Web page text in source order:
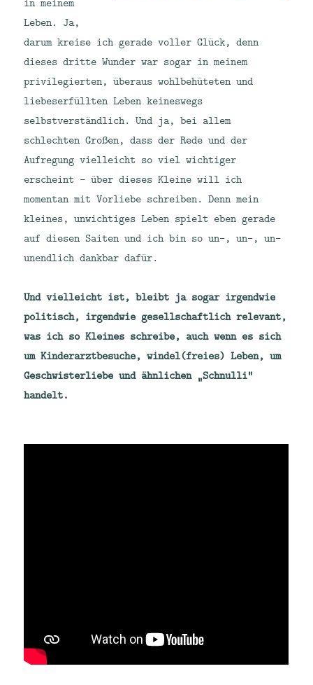
Leben. Ja,
darum kreise ich gerade voller Glück, denn
dieses dritte Wunder war sogar in meinem
privilegierten, überaus wohlbehüteten und
liebeserfüllten Leben keineswegs
selbstverständlich. Und ja, bei allem
schlechten Großen, dass der Rede und der
Aufregung vielleicht so viel wichtiger
erscheint – über dieses Kleine will ich
momentan mit Vorliebe schreiben. Denn mein
kleines, unwichtiges Leben spielt eben gerade
auf diesen Saiten und ich bin so un-, un-, un-
unendlich dankbar dafür.
Und vielleicht ist, bleibt ja sogar irgendwie
politisch, irgendwie gesellschaftlich relevant,
was ich so Kleines schreibe, auch wenn es sich
um Kinderarztbesuche, windel(freies) Leben, um
Geschwisterliebe und ähnlichen „Schnulli“
handelt.